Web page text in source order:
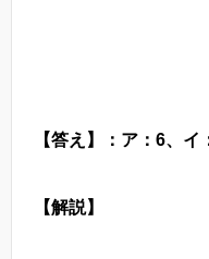
【答え】：ア：6、
【解説】